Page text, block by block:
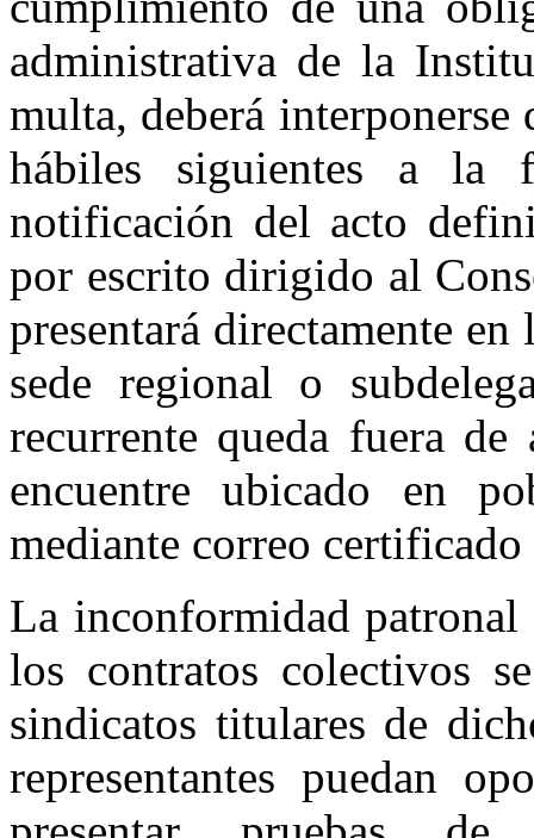
administrativa de la
multa, deberá
hábiles siguientes a la
notificación del acto
por escrito dirigido al
presentará directamente
sede regional o
recurrente queda fuera
encuentre ubicado en
mediante correo certificado
La inconformidad patronal
los contratos colectivos
sindicatos titulares de
representantes puedan